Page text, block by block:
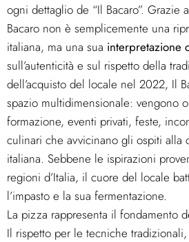
ogni dettaglio de “Il Bacaro”. Grazie
Bacaro non è semplicemente una
italiana, ma una sua interpretazione
sull’autenticità e sul rispetto della
dell’acquisto del locale nel 2022, Il
spazio multidimensionale: vengono
formazione, eventi privati, feste,
culinari che avvicinano gli ospiti alla
italiana. Sebbene le ispirazioni
regioni d’Italia, il cuore del locale
l’impasto e la sua fermentazione.
La pizza rappresenta il fondamento
Il rispetto per le tecniche